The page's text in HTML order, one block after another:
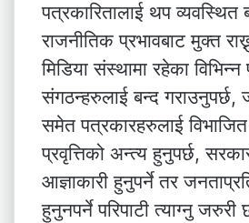
पत्रकारितालाई थप व्यवस्थित
राजनीतिक प्रभावबाट मुक्त
मिडिया संस्थामा रहेका विभिन्न
संगठन्हरुलाई बन्द गराउनुपर्छ,
समेत पत्रकारहरुलाई
प्रवृत्तिको अन्त्य हुनुपर्छ,
आज्ञाकारी हुनुपर्ने तर
हुनुनपर्ने परिपाटी त्याग्नु जरुरी